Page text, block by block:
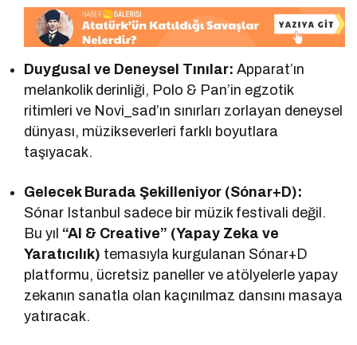
Duygusal ve Deneysel Tınılar: Apparat’ın
melankolik derinliği, Polo & Pan’in egzotik
ritimleri ve Novi_sad’ın sınırları zorlayan deneysel
dünyası, müzikseverleri farklı boyutlara
taşıyacak.
Gelecek Burada Şekilleniyor (Sónar+D):
Sónar Istanbul sadece bir müzik festivali değil.
Bu yıl “AI & Creative” (Yapay Zeka ve
Yaratıcılık) temasıyla kurgulanan Sónar+D
platformu, ücretsiz paneller ve atölyelerle yapay
zekanın sanatla olan kaçınılmaz dansını masaya
yatıracak.